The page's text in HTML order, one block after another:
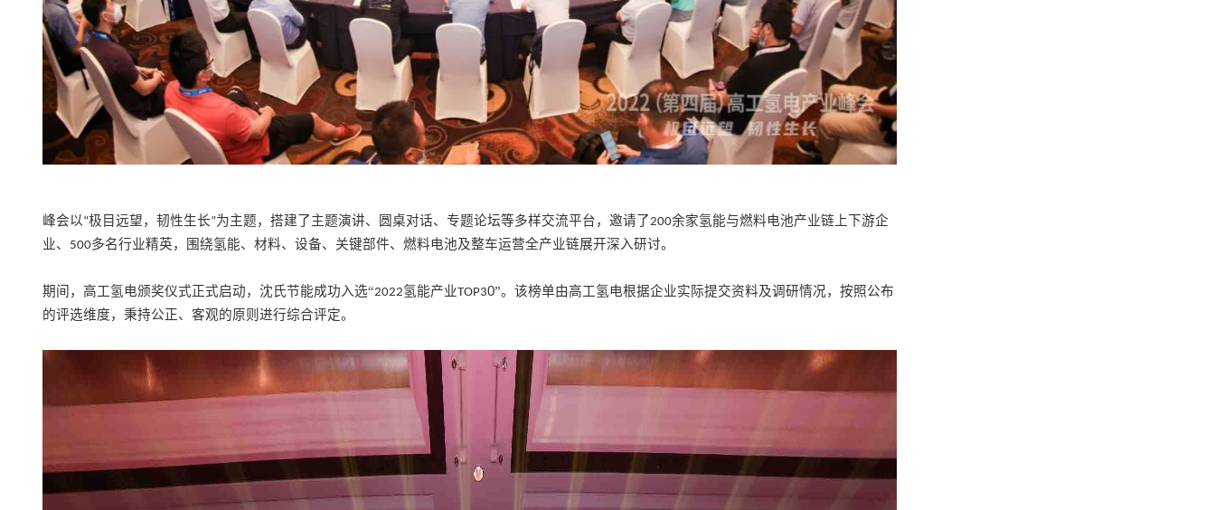
峰会以 “极目远望，韧性生长”为主题，搭建了主题演讲、圆桌对话、专题论坛等多样交流平台，邀请了200余家氢能与燃料电池产业链上下游企
业、
500多名行业精英，围绕氢能、材料、设备、关键部件、燃料电池及整车运营全产业链展开深入研讨。
期间 ， 高工氢电颁奖仪式正式启动， 沈氏节能成功入选“2022氢能产业TOP30”。 该榜单由高工氢电根据企业实际提交资料及调研情况，按照公布
的评选维度，秉持公正、客观的原则进行综合评定。